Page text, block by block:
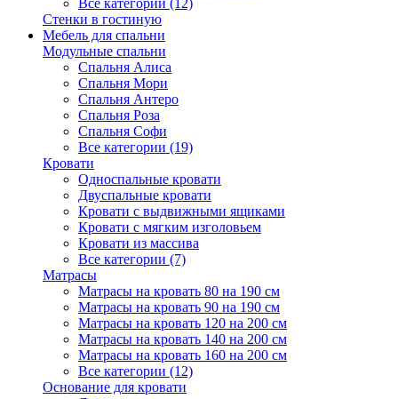
Все категории (12)
Стенки в гостиную
Мебель для спальни
Модульные спальни
Спальня Алиса
Спальня Мори
Спальня Антеро
Спальня Роза
Спальня Софи
Все категории (19)
Кровати
Односпальные кровати
Двуспальные кровати
Кровати с выдвижными ящиками
Кровати с мягким изголовьем
Кровати из массива
Все категории (7)
Матрасы
Матрасы на кровать 80 на 190 см
Матрасы на кровать 90 на 190 см
Матрасы на кровать 120 на 200 см
Матрасы на кровать 140 на 200 см
Матрасы на кровать 160 на 200 см
Все категории (12)
Основание для кровати